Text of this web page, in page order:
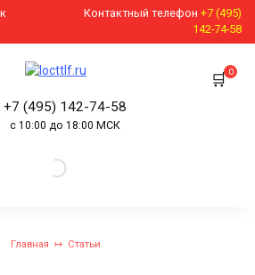
Контактный телефон +7 (495)
142-74-58
+7 (495) 142-74-58
с 10:00 до 18:00 МСК
0
Главная Статьи